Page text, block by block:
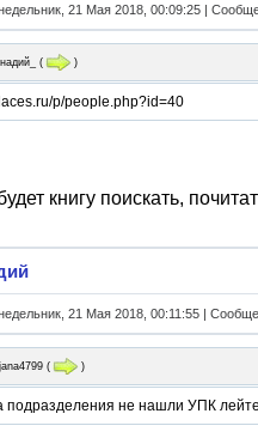
21 Мая 2018, 00:09:25 |
( )
p/people.php?id=40
книгу поискать,
21 Мая 2018, 00:11:55 |
( )
подразделения не нашли УПК